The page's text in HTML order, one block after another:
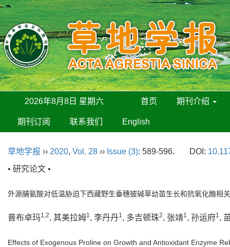
2026年8月8日 星期六 首页 期刊介绍
期刊订阅 联系我们 English
草地学报 ›› 2020, Vol. 28 ›› Issue (3): 589-596. DOI:
• 研究论文 •
外源脯氨酸对低温胁迫下西藏野生垂穗披碱草幼苗生长和抗氧化酶相
普布卓玛1,2, 其美拉姆1, 李丹丹1, 多吉顿珠2, 张靖1, 孙运府1,
Effects of Exogenous Proline on Growth and Antioxidant Enzyme